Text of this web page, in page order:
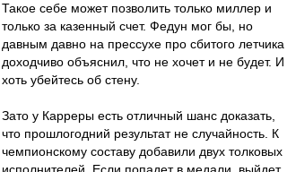
Такое себе может позволить только миллер и
только за казенный счет. Федун мог бы, но
давным давно на прессухе про сбитого летчика
доходчиво объяснил, что не хочет и не будет. И
хоть убейтесь об стену.
Зато у Карреры есть отличный шанс доказать,
что прошлогодний результат не случайность. К
чемпионскому составу добавили двух толковых